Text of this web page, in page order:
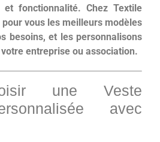
fonctionnalité. Chez Textile
vous les meilleurs modèles
besoins, et les personnalisons
entreprise ou association.
une Veste
avec